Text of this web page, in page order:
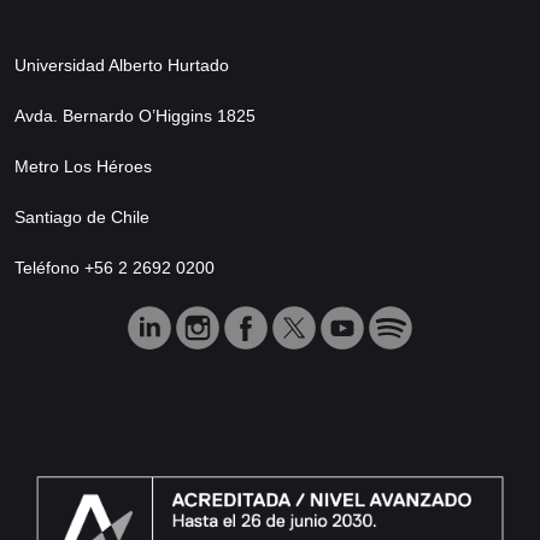
Universidad Alberto Hurtado
Avda. Bernardo O’Higgins 1825
Metro Los Héroes
Santiago de Chile
Teléfono +56 2 2692 0200